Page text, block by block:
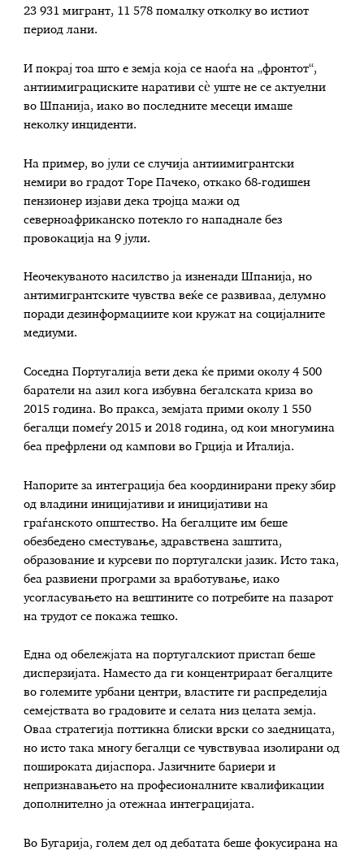
23 931 мигрант, 11 578 помалку отколку во истиот
период лани.
И покрај тоа што е земја која се наоѓа на „фронтот“,
антиимиграциските наративи сè уште не се актуелни
во Шпанија, иако во последните месеци имаше
неколку инциденти.
На пример, во јули се случија антиимигрантски
немири во градот Торе Пачеко, откако 68-годишен
пензионер изјави дека тројца мажи од
северноафриканско потекло го нападнале без
провокација на 9 јули.
Неочекуваното насилство ја изненади Шпанија, но
антимигрантските чувства веќе се развиваа, делумно
поради дезинформациите кои кружат на социјалните
медиуми.
Соседна Португалија вети дека ќе прими околу 4 500
баратели на азил кога избувна бегалската криза во
2015 година. Во пракса, земјата прими околу 1 550
бегалци помеѓу 2015 и 2018 година, од кои многумина
беа префрлени од кампови во Грција и Италија.
Напорите за интеграција беа координирани преку збир
од владини иницијативи и иницијативи на
граѓанското општество. На бегалците им беше
обезбедено сместување, здравствена заштита,
образование и курсеви по португалски јазик. Исто така,
беа развиени програми за вработување, иако
усогласувањето на вештините со потребите на пазарот
на трудот се покажа тешко.
Една од обележјата на португалскиот пристап беше
дисперзијата. Наместо да ги концентрираат бегалците
во големите урбани центри, властите ги распределија
семејствата во градовите и селата низ целата земја.
Оваа стратегија поттикна блиски врски со заедницата,
но исто така многу бегалци се чувствуваа изолирани од
пошироката дијаспора. Јазичните бариери и
непризнавањето на професионалните квалификации
дополнително ја отежнаа интеграцијата.
Во Бугарија, голем дел од дебатата беше фокусирана на